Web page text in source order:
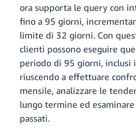
ora supporta le query con
fino a 95 giorni,
limite di 32 giorni. Con
clienti possono eseguire
periodo di 95 giorni, inclusi
riuscendo a effettuare
mensile, analizzare le
lungo termine ed
passati.